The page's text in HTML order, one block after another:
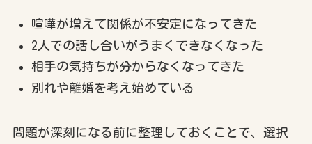
喧嘩が増えて関係が不安定になってきた
2人での話し合いがうまくできなくなった
相手の気持ちが分からなくなってきた
別れや離婚を考え始めている
問題が深刻になる前に整理しておくことで、選択